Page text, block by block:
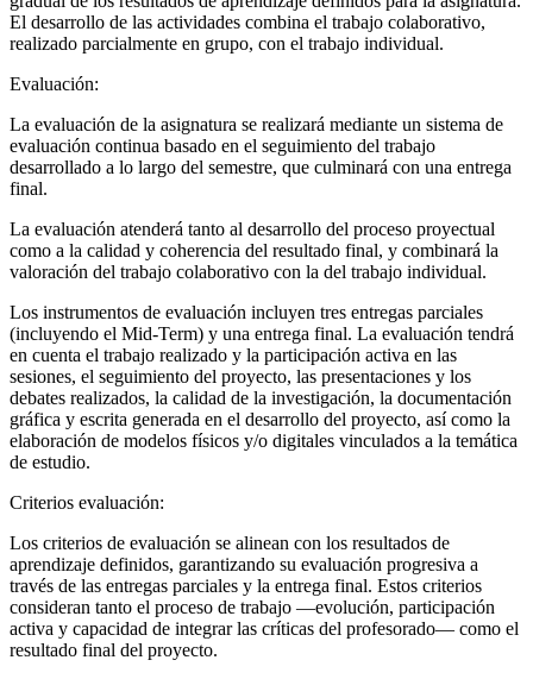
El desarrollo de las actividades combina el trabajo colaborativo,
realizado parcialmente en grupo, con el trabajo individual.
Evaluación:
La evaluación de la asignatura se realizará mediante un sistema de
evaluación continua basado en el seguimiento del trabajo
desarrollado a lo largo del semestre, que culminará con una entrega
final.
La evaluación atenderá tanto al desarrollo del proceso proyectual
como a la calidad y coherencia del resultado final, y combinará la
valoración del trabajo colaborativo con la del trabajo individual.
Los instrumentos de evaluación incluyen tres entregas parciales
(incluyendo el Mid-Term) y una entrega final. La evaluación tendrá
en cuenta el trabajo realizado y la participación activa en las
sesiones, el seguimiento del proyecto, las presentaciones y los
debates realizados, la calidad de la investigación, la documentación
gráfica y escrita generada en el desarrollo del proyecto, así como la
elaboración de modelos físicos y/o digitales vinculados a la temática
de estudio.
Criterios evaluación:
Los criterios de evaluación se alinean con los resultados de
aprendizaje definidos, garantizando su evaluación progresiva a
través de las entregas parciales y la entrega final. Estos criterios
consideran tanto el proceso de trabajo —evolución, participación
activa y capacidad de integrar las críticas del profesorado— como el
resultado final del proyecto.